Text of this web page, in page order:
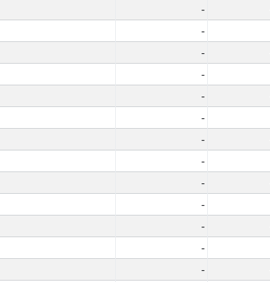
-
-
-
-
-
-
-
-
-
-
-
-
-